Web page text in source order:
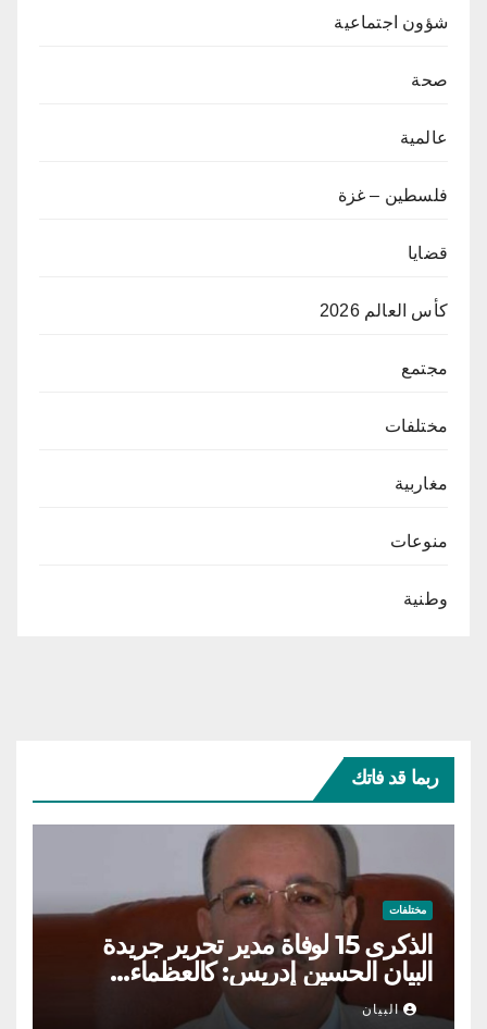
شؤون اجتماعية
صحة
عالمية
فلسطين – غزة
قضايا
كأس العالم 2026
مجتمع
مختلفات
مغاربية
منوعات
وطنية
ربما قد فاتك
مختلفات
الذكرى 15 لوفاة مدير تحرير جريدة
البيان الحسين إدريس: كالعظماء…
عاش شامخا ورحل واقفا
البيان